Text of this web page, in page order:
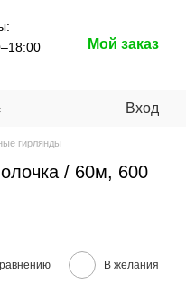
Мой заказ
Вход
гирлянды
/ 60м, 600
В желания